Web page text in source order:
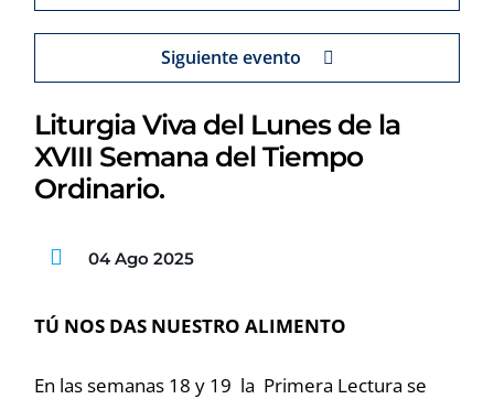
Siguiente evento
Liturgia Viva del Lunes de la
XVIII Semana del Tiempo
Ordinario.
04 Ago 2025
TÚ NOS DAS NUESTRO ALIMENTO
En las semanas 18 y 19 la Primera Lectura se